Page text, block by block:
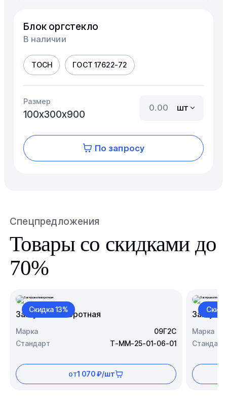
Блок оргстекло
В наличии
ТОСН ГОСТ 17622-72
Размер
100х300х900
шт
По запросу
Спецпредложения
Товары со скидками до
70%
Скидка 13%
Заглушка поворотная
Марка
09Г2С
Стандарт
Т-ММ-25-01-06-01
от1 070 ₽/шт
Марка
Стандарт